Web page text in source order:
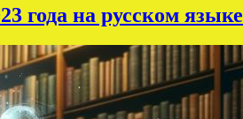
года на русском языке